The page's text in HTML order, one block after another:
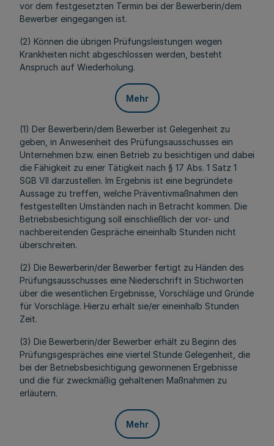
vor dem festgesetzten Termin bei der Bewerberin/dem
Bewerber eingegangen ist.
(2) Können die übrigen Prüfungsleistungen wegen
Krankheiten nicht abgeschlossen werden, besteht
Anspruch auf Wiederholung.
Mehr
(1) Der Bewerberin/dem Bewerber ist Gelegenheit zu
geben, in Anwesenheit des Prüfungsausschusses ein
Unternehmen bzw. einen Betrieb zu besichtigen und dabei
die Fähigkeit zu einer Tätigkeit nach § 17 Abs. 1 Satz 1
SGB VII darzustellen. Im Ergebnis ist eine begründete
Aussage zu treffen, welche Präventivmaßnahmen den
festgestellten Umständen nach in Betracht kommen. Die
Betriebsbesichtigung soll einschließlich der vor- und
nachbereitenden Gespräche eineinhalb Stunden nicht
überschreiten.
(2) Die Bewerberin/der Bewerber fertigt zu Händen des
Prüfungsausschusses eine Niederschrift in Stichworten
über die wesentlichen Ergebnisse, Vorschläge und Gründe
für Vorschläge. Hierzu erhält sie/er eineinhalb Stunden
Zeit.
(3) Die Bewerberin/der Bewerber erhält zu Beginn des
Prüfungsgespräches eine viertel Stunde Gelegenheit, die
bei der Betriebsbesichtigung gewonnenen Ergebnisse
und die für zweckmäßig gehaltenen Maßnahmen zu
erläutern.
Mehr